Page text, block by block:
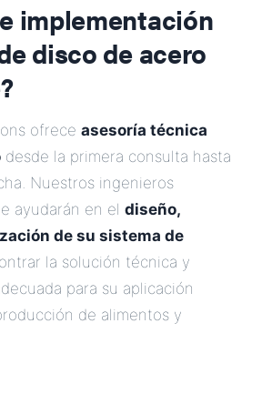
implementación
disco de acero
ofrece asesoría técnica
desde la primera consulta hasta
Nuestros ingenieros
ayudarán en el diseño,
de su sistema de
la solución técnica y
para su aplicación
de alimentos y